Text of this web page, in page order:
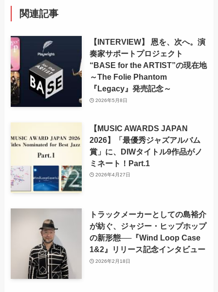
関連記事
【INTERVIEW】 恩を、次へ。演
奏家サポートプロジェクト
“BASE for the ARTIST”の現在地
～The Folie Phantom
『Legacy』発売記念～
2026年5月8日
【MUSIC AWARDS JAPAN
2026】「最優秀ジャズアルバム
賞」に、DIWタイトル9作品がノ
ミネート！Part.1
2026年4月27日
トラックメーカーとしての島裕介
が紡ぐ、ジャジー・ヒップホップ
の新形態──『Wind Loop Case
1&2』リリース記念インタビュー
2026年2月18日